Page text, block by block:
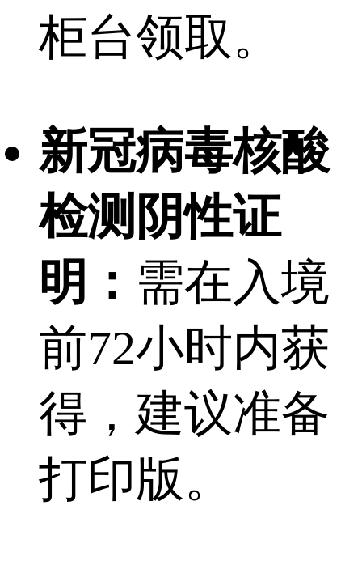
柜台领取。
新冠病毒核酸
检测阴性证
明： 需在入境
前72小时内获
得，建议准备
打印版。